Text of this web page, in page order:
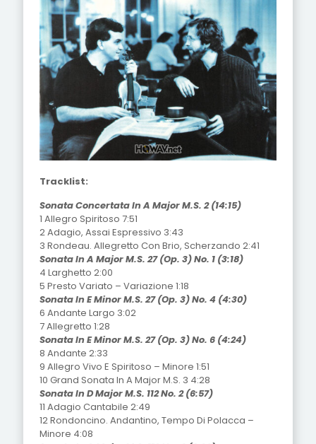
Tracklist:
Sonata Concertata In A Major M.S. 2 (14:15)
1 Allegro Spiritoso 7:51
2 Adagio, Assai Espressivo 3:43
3 Rondeau. Allegretto Con Brio, Scherzando 2:41
Sonata In A Major M.S. 27 (Op. 3) No. 1 (3:18)
4 Larghetto 2:00
5 Presto Variato – Variazione 1:18
Sonata In E Minor M.S. 27 (Op. 3) No. 4 (4:30)
6 Andante Largo 3:02
7 Allegretto 1:28
Sonata In E Minor M.S. 27 (Op. 3) No. 6 (4:24)
8 Andante 2:33
9 Allegro Vivo E Spiritoso – Minore 1:51
10 Grand Sonata In A Major M.S. 3 4:28
Sonata In D Major M.S. 112 No. 2 (6:57)
11 Adagio Cantabile 2:49
12 Rondoncino. Andantino, Tempo Di Polacca –
Minore 4:08